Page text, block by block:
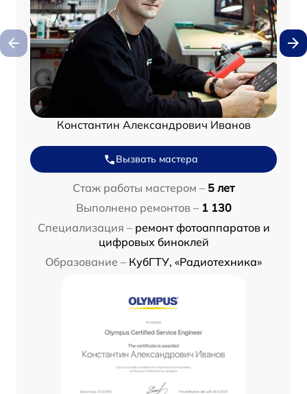
Константин Александрович Иванов
Вызвать мастера
Стаж работы мастером – 5 лет
Выполнено ремонтов – 1 130
Специализация – ремонт фотоаппаратов и
цифровых биноклей
Образование – КубГТУ, «Радиотехника»